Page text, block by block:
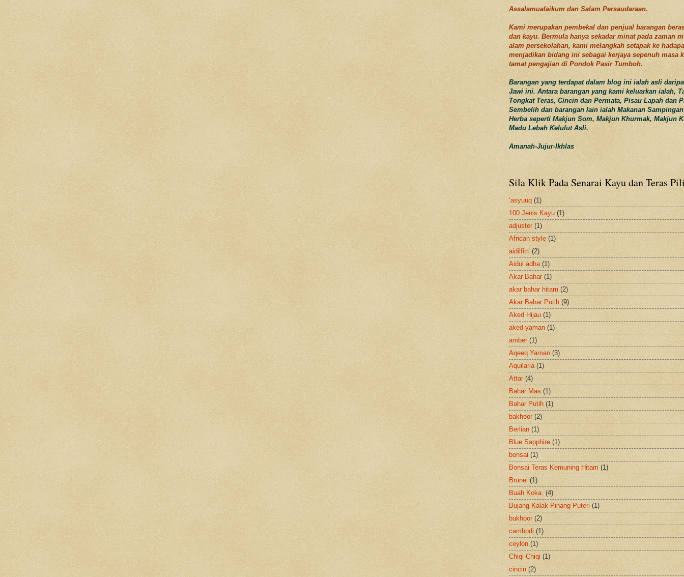
Assalamualaikum dan Salam Persaudaraan.
Kami merupakan pembekal dan penjual barangan
dan kayu. Bermula hanya sekadar minat pada zaman
alam persekolahan, kami melangkah setapak ke
menjadikan bidang ini sebagai kerjaya sepenuh masa
tamat pengajian di Pondok Pasir Tumboh.
Barangan yang terdapat dalam blog ini ialah asli
Jawi ini. Antara barangan yang kami keluarkan ialah,
Tongkat Teras, Cincin dan Permata, Pisau Lapah dan
Sembelih dan barangan lain ialah Makanan
Herba seperti Makjun Som, Makjun Khurmak, Makjun
Madu Lebah Kelulut Asli.
Amanah-Jujur-Ikhlas
Sila Klik Pada Senarai Kayu dan Teras
‘asyuuq (1)
100 Jenis Kayu (1)
adjuster (1)
African style (1)
aidilfitri (2)
Aidul adha (1)
Akar Bahar (1)
akar bahar hitam (2)
Akar Bahar Putih (9)
Aked Hijau (1)
aked yaman (1)
amber (1)
Aqeeq Yaman (3)
Aquilaria (1)
Attar (4)
Bahar Mas (1)
Bahar Putih (1)
bakhoor (2)
Berlian (1)
Blue Sapphire (1)
bonsai (1)
Bonsai Teras Kemuning Hitam (1)
Brunei (1)
Buah Koka. (4)
Bujang Kalak Pinang Puteri (1)
bukhoor (2)
cambodi (1)
ceylon (1)
Chiqi-Chiqi (1)
cincin (2)